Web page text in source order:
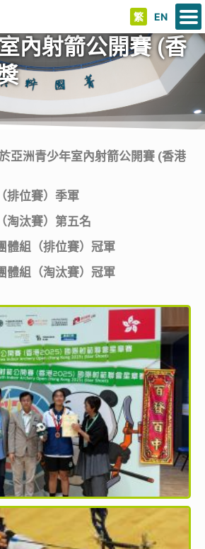
繁 EN
內射箭公開賽 (香
亞洲青少年室內射箭公開賽 (香港
排位賽）季軍
淘汰賽）第五名
體組（排位賽）冠軍
體組（淘汰賽）冠軍